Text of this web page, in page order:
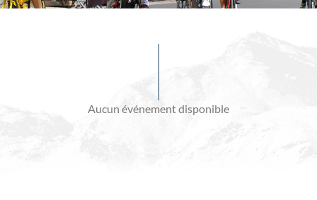
Aucun événement disponible